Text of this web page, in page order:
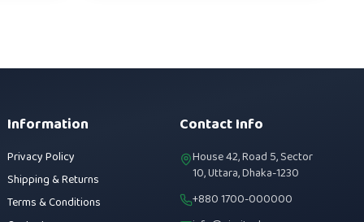
Information
Privacy Policy
Shipping & Returns
Terms & Conditions
Contact Info
House 42, Road 5, Sector
10, Uttara, Dhaka-1230
+880 1700-000000